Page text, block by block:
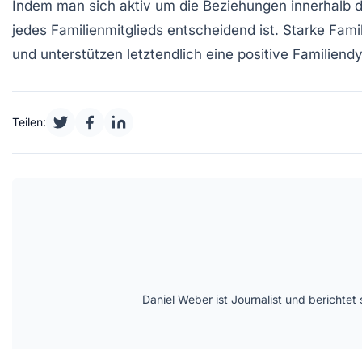
Indem man sich aktiv um die Beziehungen innerhalb
jedes Familienmitglieds entscheidend ist. Starke
und unterstützen letztendlich eine positive
Teilen:
Daniel Weber ist Journalist und